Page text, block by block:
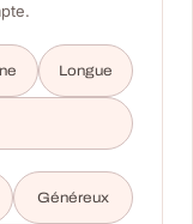
Longue
Généreux